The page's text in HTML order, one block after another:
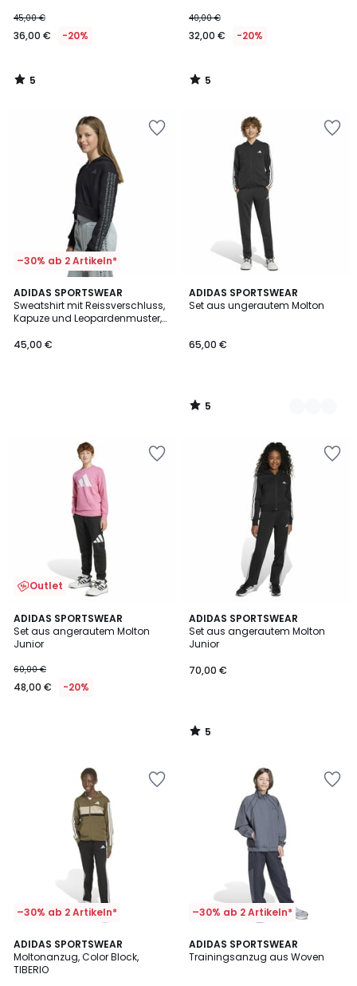
45,00 €
36,00 € -20%
5
/
40,00 €
32,00 € -20%
5
/
–30% ab 2 Artikeln*
ADIDAS SPORTSWEAR
Sweatshirt mit Reissverschluss,
Kapuze und Leopardenmuster,
45,00 €
ADIDAS SPORTSWEAR
Set aus ungerautem Molton
65,00 €
5
/
2
Farben
5
/
Outlet
ADIDAS SPORTSWEAR
Set aus angerautem Molton
Junior
60,00 €
48,00 € -20%
ADIDAS SPORTSWEAR
Set aus angerautem Molton
Junior
70,00 €
5
/
5
5
/
–30% ab 2 Artikeln*
ADIDAS SPORTSWEAR
Moltonanzug, Color Block,
TIBERIO
5
/
5
–30% ab 2 Artikeln*
ADIDAS SPORTSWEAR
Trainingsanzug aus Woven